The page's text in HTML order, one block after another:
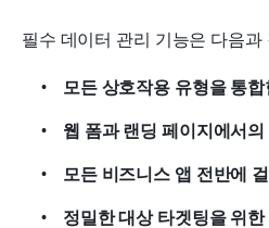
필수 데이터 관리 기능은 다음과
모든 상호작용 유형을 통
웹 폼과 랜딩 페이지에서
모든 비즈니스 앱 전반에
정밀한 대상 타겟팅을 위